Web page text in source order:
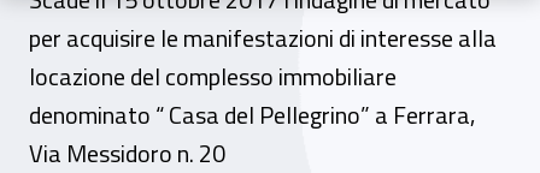
per acquisire le manifestazioni di interesse alla
locazione del complesso immobiliare
denominato “ Casa del Pellegrino” a Ferrara,
Via Messidoro n. 20